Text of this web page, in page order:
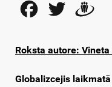
FacebookTwitter
Roksta autore:
Globalizcejis